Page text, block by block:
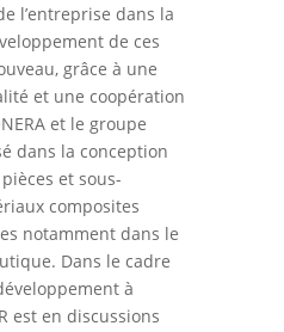
l’entreprise dans la
de ces
grâce à une
et une coopération
et le groupe
dans la conception
et sous-
composites
notamment dans le
Dans le cadre
à
est en discussions